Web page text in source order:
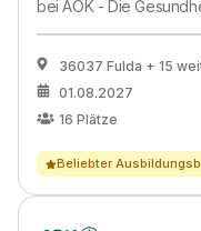
beiAOK - Die
36037 Fulda + 15
01.08.2027
16 Plätze
Beliebter